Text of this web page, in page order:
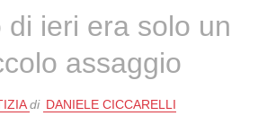
di ieri era solo un
assaggio
di DANIELE CICCARELLI